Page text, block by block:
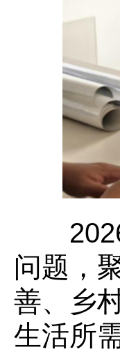
2026
问题，
善、乡
生活所